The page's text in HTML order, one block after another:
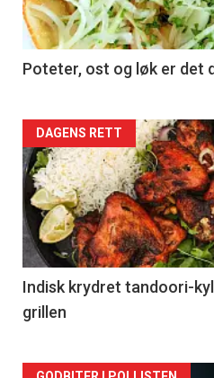
Poteter, ost og løk er det
Forsiden
akkurat
nå
-
2
DAGENS RETT
Indisk krydret tandoori-
grillen